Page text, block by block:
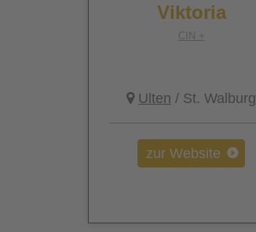
Viktoria
CIN +
Ulten / St. Walburg
zur Website